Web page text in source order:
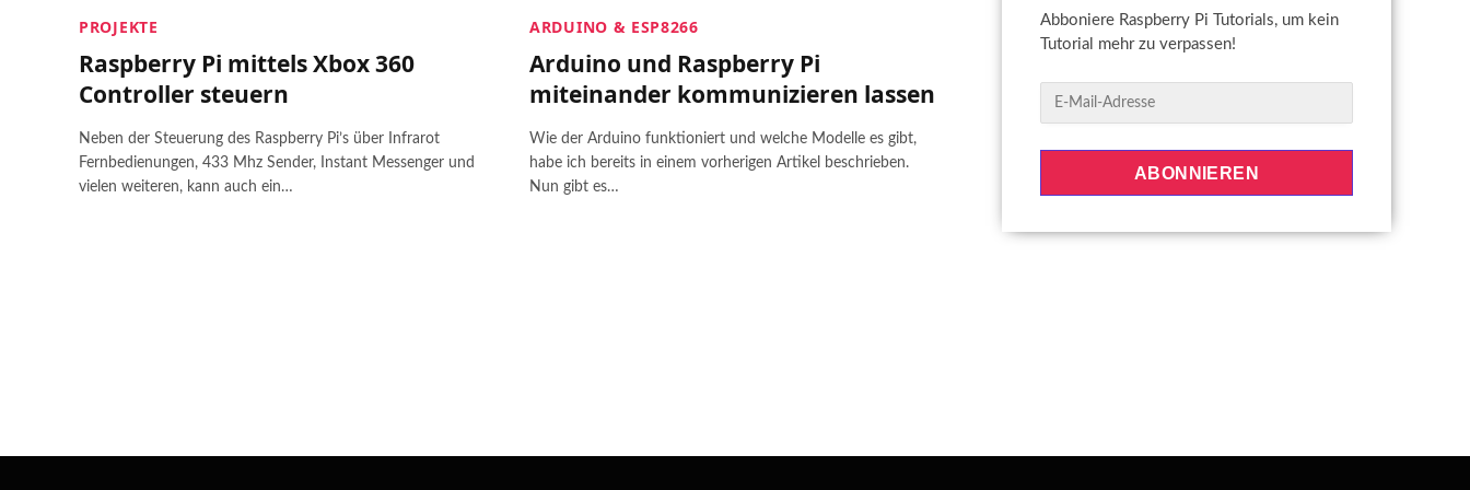
PROJEKTE
Raspberry Pi mittels Xbox 360
Controller steuern
Neben der Steuerung des Raspberry Pi’s über Infrarot
Fernbedienungen, 433 Mhz Sender, Instant Messenger und
vielen weiteren, kann auch ein…
ARDUINO & ESP8266
Arduino und Raspberry Pi
miteinander kommunizieren lassen
Wie der Arduino funktioniert und welche Modelle es gibt,
habe ich bereits in einem vorherigen Artikel beschrieben.
Nun gibt es…
Abboniere Raspberry Pi Tutorials, um kein
Tutorial mehr zu verpassen!
-
ABONNIEREN